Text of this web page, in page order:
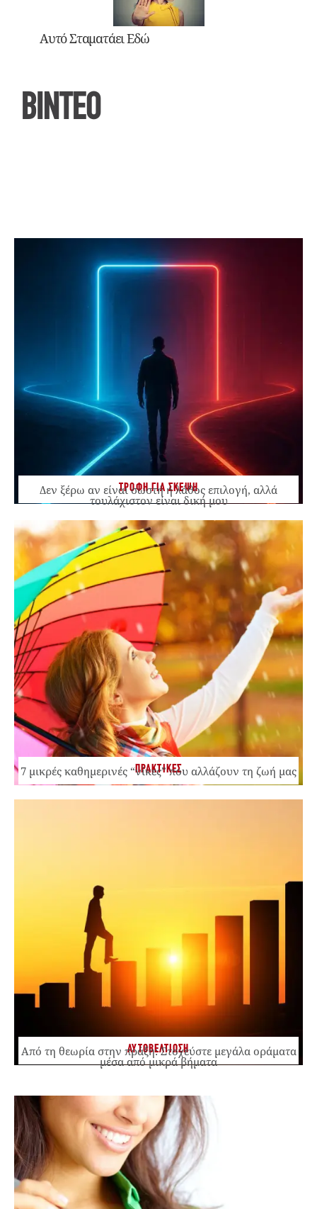
Αυτό Σταματάει Εδώ
ΒΙΝΤΕΟ
ΤΡΟΦΗ ΓΙΑ ΣΚΕΨΗ
Δεν ξέρω αν είναι σωστή ή λάθος επιλογή, αλλά
τουλάχιστον είναι δική μου
ΠΡΑΚΤΙΚΕΣ
7 μικρές καθημερινές “νίκες” που αλλάζουν τη ζωή μας
ΑΥΤΟΒΕΛΤΙΩΣΗ
Από τη θεωρία στην πράξη: Στοχεύστε μεγάλα οράματα
μέσα από μικρά βήματα